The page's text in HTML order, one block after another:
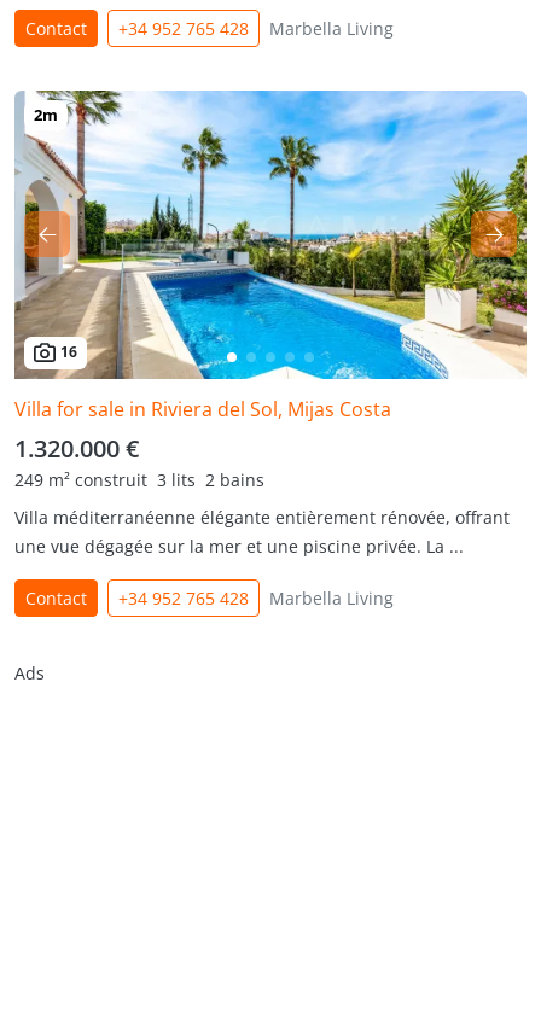
Contact +34 952 765 428 Marbella Living
16
Villa for sale in Riviera del Sol, Mijas Costa
1.320.000 €
249 m² construit 3 lits 2 bains
Villa méditerranéenne élégante entièrement rénovée, offrant
une vue dégagée sur la mer et une piscine privée. La ...
Contact +34 952 765 428 Marbella Living
Ads